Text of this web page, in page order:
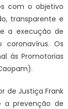
com o objetivo
transparente e
a execução de
Os
às Promotorias
de Justiça Frank
a prevenção de